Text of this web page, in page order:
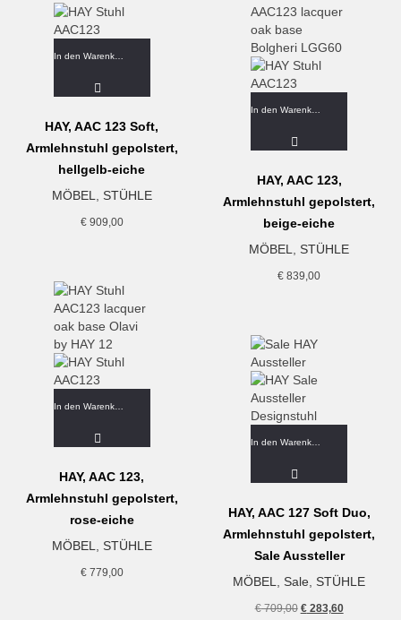
In den Warenkorb
HAY, AAC 123 Soft,
Armlehnstuhl gepolstert,
hellgelb-eiche
MÖBEL, STÜHLE
€909,00
In den Warenkorb
HAY, AAC 123,
Armlehnstuhl gepolstert,
beige-eiche
MÖBEL, STÜHLE
€ 839,00
HAY, AAC 123,
Armlehnstuhl gepolstert,
rose-eiche
MÖBEL
STÜHLE
€779,00
HAY, AAC 127 Soft Duo,
Armlehnstuhl gepolstert,
Sale Aussteller
MÖBEL
Sale STÜHLE
€709,00 Ursprünglicher
€283,60Aktueller